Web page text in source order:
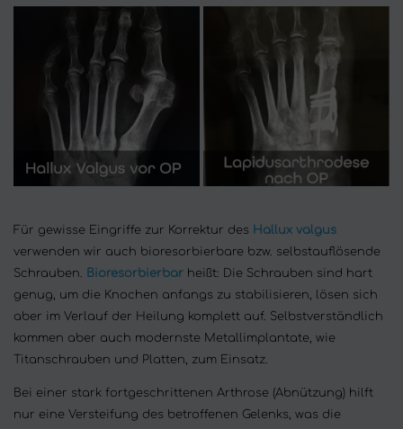
Für gewisse Eingriffe zur Korrektur des Hallux valgus
verwenden wir auch bioresorbierbare bzw. selbstauflösende
Schrauben. Bioresorbierbar heißt: Die Schrauben sind hart
genug, um die Knochen anfangs zu stabilisieren, lösen sich
aber im Verlauf der Heilung komplett auf. Selbstverständlich
kommen aber auch modernste Metallimplantate, wie
Titanschrauben und Platten, zum Einsatz.
Bei einer stark fortgeschrittenen Arthrose (Abnützung) hilft
nur eine Versteifung des betroffenen Gelenks, was die